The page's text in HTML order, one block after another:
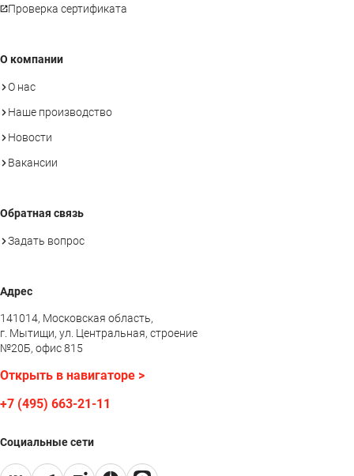
Проверка сертификата
О компании
О нас
Наше производство
Новости
Вакансии
Обратная связь
Задать вопрос
Адрес
141014, Московская область,
г. Мытищи, ул. Центральная, строение
№20Б, офис 815
Открыть в навигаторе >
+7 (495) 663-21-11
Социальные сети